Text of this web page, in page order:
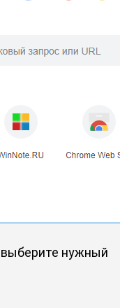
выберите нужный